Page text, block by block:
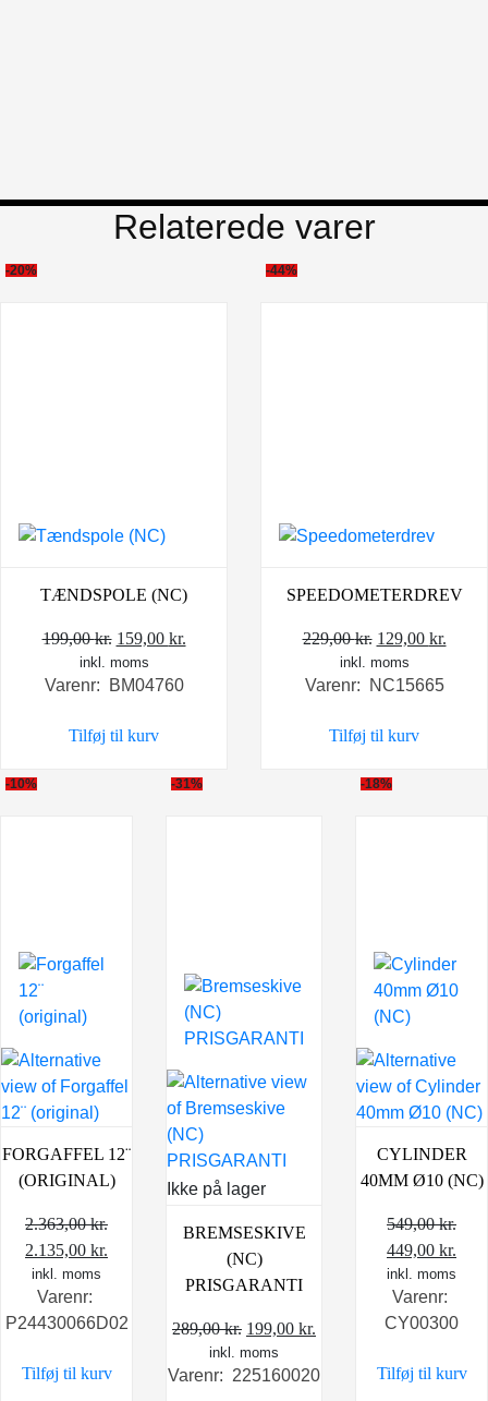
Relaterede varer
-20%
TÆNDSPOLE (NC)
199,00kr. Den
oprindelige
pris
199,00 kr..
159,00 kr.
inkl. moms
Varenr: BM04760
Tilføj til kurv
-44%
SPEEDOMETERDREV
229,00kr. Den
oprindelige
pris
229,00 kr..
129,00 kr.
inkl. moms
Varenr: NC15665
Tilføj til kurv
-10%
FORGAFFEL 12¨
(ORIGINAL)
2.363,00kr.
Den
oprindelige
pris
var:
2.135,00 kr.
er:
inkl. moms
Varenr:
P24430066D02
Tilføj til kurv
-31%
Ikke på lager
BREMSESKIVE
(NC)
PRISGARANTI
289,00kr. Den
oprindelige
pris
199,00 kr.
pris
inkl. moms
Varenr: 225160020
-18%
CYLINDER
40MM Ø10 (NC)
549,00kr.
Den
oprindelige
pris
var:
449,00 kr.
er:
inkl. moms
Varenr:
CY00300
Tilføj til kurv